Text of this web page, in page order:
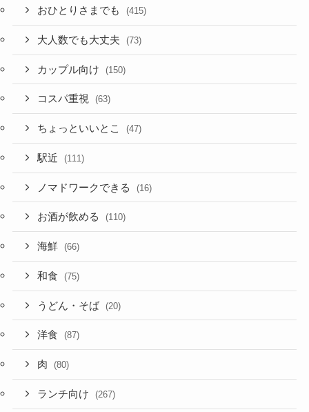
おひとりさまでも (415)
大人数でも大丈夫 (73)
カップル向け (150)
コスパ重視 (63)
ちょっといいとこ (47)
駅近 (111)
ノマドワークできる (16)
お酒が飲める (110)
海鮮 (66)
和食 (75)
うどん・そば (20)
洋食 (87)
肉 (80)
ランチ向け (267)